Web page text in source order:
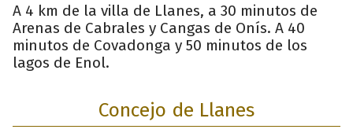
A 4 km de la villa de Llanes, a 30 minutos de
Arenas de Cabrales y Cangas de Onís. A 40
minutos de Covadonga y 50 minutos de los
lagos de Enol.
Concejo de Llanes